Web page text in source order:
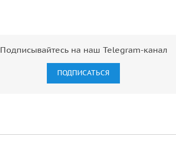
Подписывайтесь на наш Telegram-канал
ПОДПИСАТЬСЯ